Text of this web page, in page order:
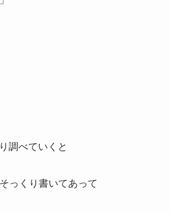
調べていくと
っくり書いてあって